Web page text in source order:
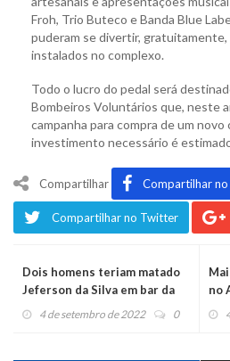
Froh, Trio Buteco e Banda Blue
puderam se divertir,
instalados no complexo.
Todo o lucro do pedal será
Bombeiros Voluntários que, neste
campanha para compra de um
investimento necessário é
Compartilhar Compartilhar no
Compartilhar no Twitter
Dois homens teriam matado
Jeferson da Silva em bar da
Panorama
4 de setembro de 2022 0
no